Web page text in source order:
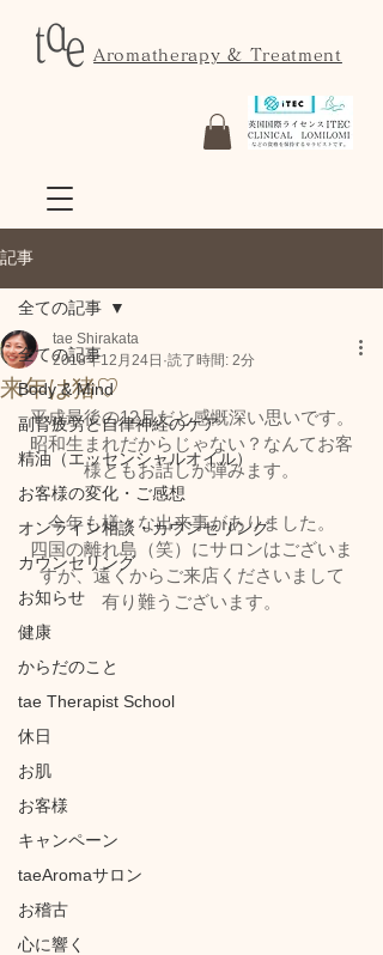
Aromatherapy & Treatment
記事
全ての記事
Body & Mind
副腎疲労と自律神経のケア
精油（エッセンシャルオイル）
お客様の変化・ご感想
オンライン相談・カウンセリング
カウンセリング
お知らせ
健康
からだのこと
tae Therapist School
休日
お肌
お客様
キャンペーン
taeAromaサロン
お稽古
心に響く
全ての記事
来年は猪♡
tae Shirakata
2018年12月24日 読了時間: 2分
平成最後の12月だと感慨深い思いです。
昭和生まれだからじゃない？なんてお客
様ともお話しが弾みます。
今年も様々な出来事がありました。
四国の離れ島（笑）にサロンはございま
すが、遠くからご来店くださいまして
有り難うございます。